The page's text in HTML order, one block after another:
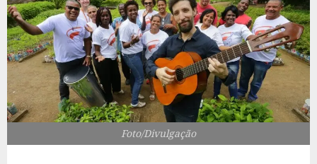
Foto/Divulgação